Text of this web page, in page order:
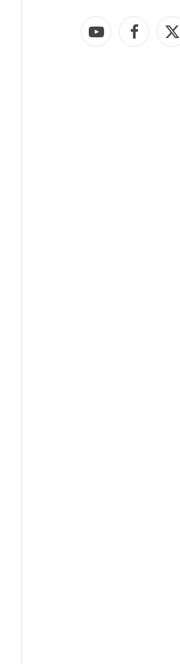
YouTubeFacebook
X